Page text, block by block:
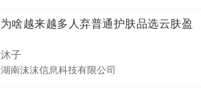
为啥越来越多人弃普通护肤品选云肤盈
沐子
湖南沫沫信息科技有限公司